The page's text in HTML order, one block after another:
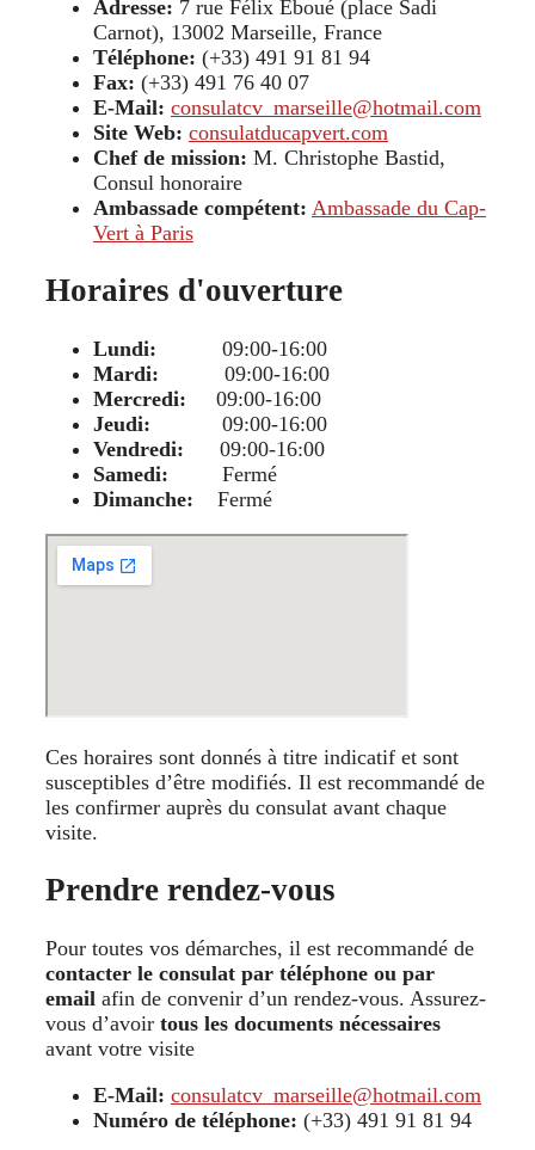
Adresse: 7 rue Félix Eboué (place Sadi
Carnot), 13002 Marseille, France
Téléphone: (+33) 491 91 81 94
Fax: (+33) 491 76 40 07
E-Mail: consulatcv_marseille@hotmail.com
Site Web: consulatducapvert.com
Chef de mission: M. Christophe Bastid,
Consul honoraire
Ambassade compétent: Ambassade du Cap-
Vert à Paris
Horaires d'ouverture
Lundi: 09:00-16:00
Mardi: 09:00-16:00
Mercredi: 09:00-16:00
Jeudi: 09:00-16:00
Vendredi: 09:00-16:00
Samedi: Fermé
Dimanche: Fermé
Ces horaires sont donnés à titre indicatif et sont
susceptibles d’être modifiés. Il est recommandé de
les confirmer auprès du consulat avant chaque
visite.
Prendre rendez-vous
Pour toutes vos démarches, il est recommandé de
contacter le consulat par téléphone ou par
email afin de convenir d’un rendez-vous. Assurez-
vous d’avoir tous les documents nécessaires
avant votre visite
E-Mail: consulatcv_marseille@hotmail.com
Numéro de téléphone: (+33) 491 91 81 94